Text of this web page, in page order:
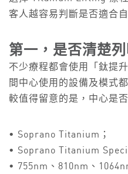
客人越容易判斷是否適合自
第一，是否清楚
不少療程都會使用「鈦提
間中心使用的設備及模式
較值得留意的是，中心是否
• Soprano Titanium；
• Soprano Titanium
• 755nm、810nm、